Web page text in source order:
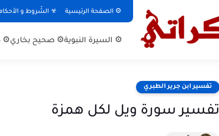
⚙ الصفحة الرئيسية ☣ الشّروط و
⚙ السيرة النبوية⚙ صحيح بخاري⚙
تفسير ابن جرير الطبري
تفسير سورة ويل لكل همزة